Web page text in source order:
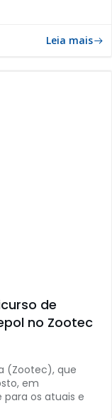
Leia mais
de
no Zootec
(Zootec), que
em
para os atuais e